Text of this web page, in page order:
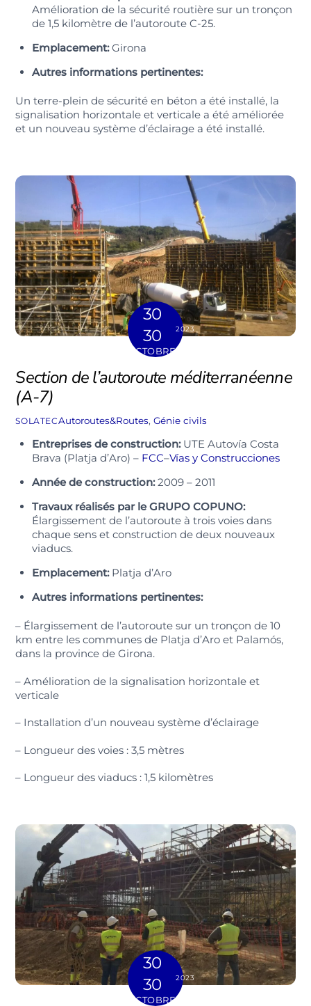
Amélioration de la sécurité routière sur un tronçon
de 1,5 kilomètre de l’autoroute C-25.
Emplacement:Girona
Autres informations pertinentes:
Un terre-plein de sécurité en béton a été installé, la
signalisation horizontale et verticale a été améliorée
et un nouveau système d’éclairage a été installé.
30
30
OCTOBRE
2023
Section de l’autoroute méditerranéenne
(A-7)
SOLATECAutoroutes&Routes, Génie civils
Entreprises de construction:UTE Autovía Costa
Brava (Platja d’Aro) – FCC–Vías y Construcciones
Année de construction:2009 – 2011
Travaux réalisés par le GRUPO COPUNO:
Élargissement de l’autoroute à trois voies dans
chaque sens et construction de deux nouveaux
viaducs.
Emplacement:Platja d’Aro
Autres informations pertinentes:
– Élargissement de l’autoroute sur un tronçon de 10
km entre les communes de Platja d’Aro et Palamós,
dans la province de Girona.
– Amélioration de la signalisation horizontale et
verticale
– Installation d’un nouveau système d’éclairage
– Longueur des voies : 3,5 mètres
– Longueur des viaducs : 1,5 kilomètres
30
30
OCTOBRE
2023